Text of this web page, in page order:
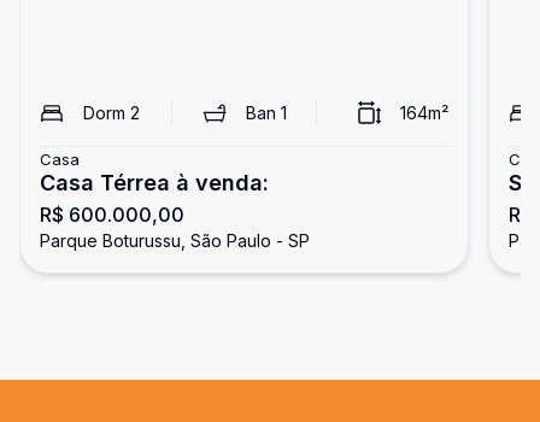
Dorm 2 Ban 1 164m²
Casa
Casa Térrea à venda:
R$ 600.000,00
Parque Boturussu, São Paulo - SP